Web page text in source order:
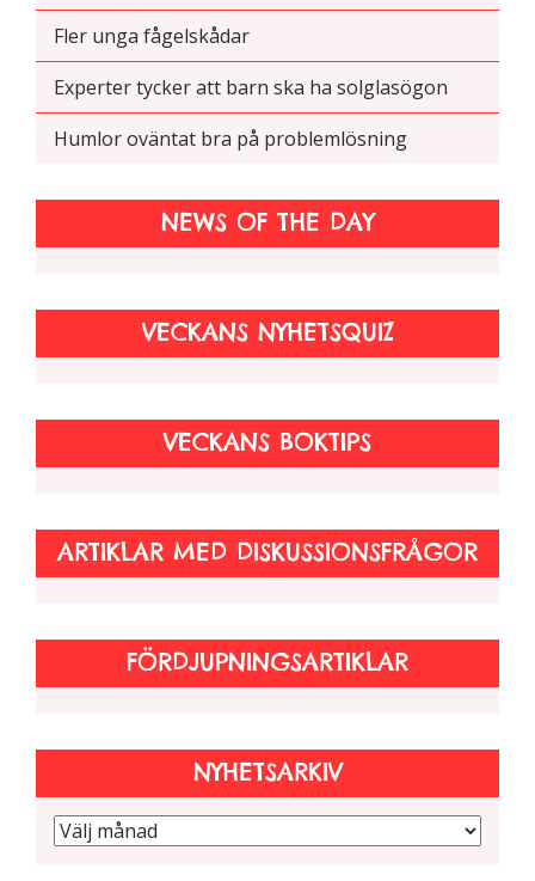
Fler unga fågelskådar
Experter tycker att barn ska ha solglasögon
Humlor oväntat bra på problemlösning
NEWS OF THE DAY
VECKANS NYHETSQUIZ
VECKANS BOKTIPS
ARTIKLAR MED DISKUSSIONSFRÅGOR
FÖRDJUPNINGSARTIKLAR
NYHETSARKIV